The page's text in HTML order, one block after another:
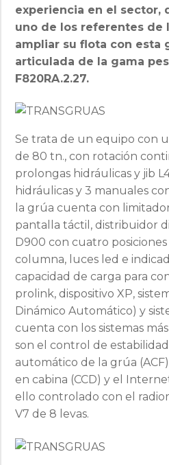
experiencia en el sector,
uno de los referentes de
ampliar su flota con esta
articulada de la gama
F820RA.2.27.
Se trata de un equipo con
de 80 tn., con rotación
prolongas hidráulicas y jib
hidráulicas y 3 manuales
la grúa cuenta con
pantalla táctil, distribuidor
D900 con cuatro
columna, luces led e
capacidad de carga para
prolink, dispositivo XP,
Dinámico Automático) y
cuenta con los sistemas
son el control de
automático de la grúa
en cabina (CCD) y el
ello controlado con el
V7 de 8 levas.